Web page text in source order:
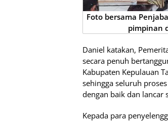
Foto bersama
pimpinan
Daniel katakan,
secara penuh
Kabupaten Kepulauan
sehingga seluruh
dengan baik dan lancar
Kepada para